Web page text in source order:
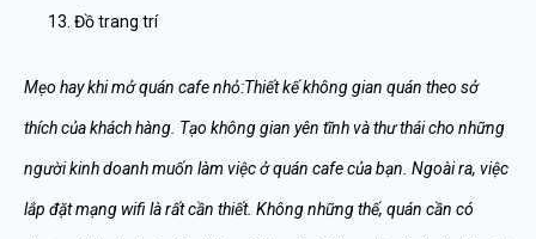
Đồ trang trí
Mẹo hay khi mở quán cafe nhỏ:Thiết kế không gian quán theo sở
thích của khách hàng. Tạo không gian yên tĩnh và thư thái cho những
người kinh doanh muốn làm việc ở quán cafe của bạn. Ngoài ra, việc
lắp đặt mạng wifi là rất cần thiết. Không những thế, quán cần có